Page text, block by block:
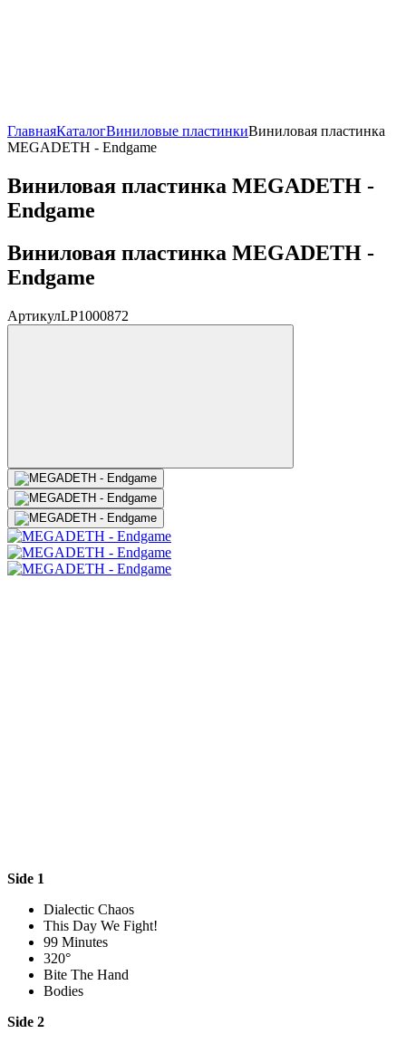
ГлавнаяКаталогВиниловые пластинкиВиниловая пластинка
MEGADETH - Endgame
Виниловая пластинка MEGADETH -
Endgame
Виниловая пластинка MEGADETH -
Endgame
АртикулLP1000872
Side 1
Dialectic Chaos
This Day We Fight!
99 Minutes
320°
Bite The Hand
Bodies
Side 2